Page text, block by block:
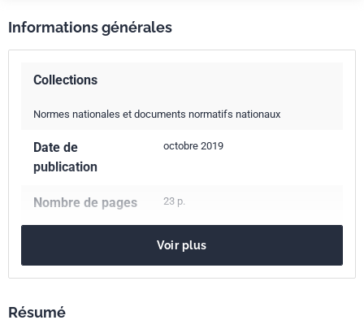
Informations générales
Collections
Normes nationales et documents normatifs nationaux
Date de
publication
octobre 2019
Nombre de pages 23 p.
Codes ICS
91.100.30
Voir plus
Résumé